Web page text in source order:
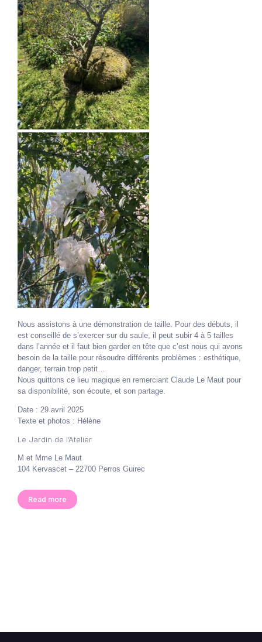
Nous assistons à une démonstration de taille. Pour des débuts, il
est conseillé de s’exercer sur du saule, il peut subir 4 à 5 tailles
dans l’année et il faut bien garder en tête que c’est nous qui avons
besoin de la taille pour résoudre différents problèmes : esthétique,
danger, terrain trop petit…
Nous quittons ce lieu magique en remerciant Claude Le Maut pour
sa disponibilité, son écoute, et son partage.
Date : 29 avril 2025
Texte et photos : Hélène
Le Jardin de l’Atelier
M et Mme Le Maut
104 Kervascet – 22700 Perros Guirec
Read more